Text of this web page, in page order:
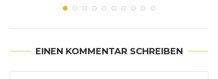
Juni 30, 2026
EINEN KOMMENTAR SCHREIBEN